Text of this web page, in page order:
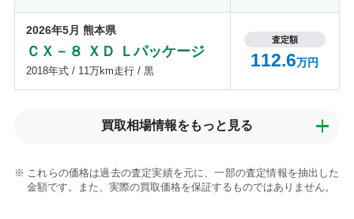
2026年5月 熊本県
ＣＸ－８ ＸＤ Ｌパッケージ
2018年式 / 11万km走行 / 黒
査定額
112.6万円
買取相場情報をもっと見る
これらの価格は過去の査定実績を元に、一部の査定情報を抽出した
金額です。また、実際の買取価格を保証するものではありません。